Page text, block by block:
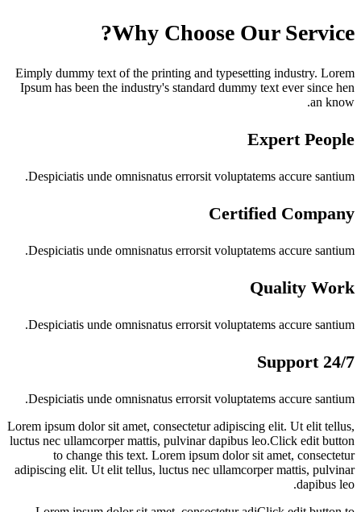
Why Choose Our
Eimply dummy text of the printing and typesetting
Ipsum has been the industry's standard dummy text ever
Expert
Despiciatis unde omnisnatus errorsit voluptatems accure
Certified
Despiciatis unde omnisnatus errorsit voluptatems accure
Quality
Despiciatis unde omnisnatus errorsit voluptatems accure
Despiciatis unde omnisnatus errorsit voluptatems accure
Lorem ipsum dolor sit amet, consectetur adipiscing elit. Ut
luctus nec ullamcorper mattis, pulvinar dapibus leo.Click
to change this text. Lorem ipsum dolor sit amet,
adipiscing elit. Ut elit tellus, luctus nec ullamcorper mattis,